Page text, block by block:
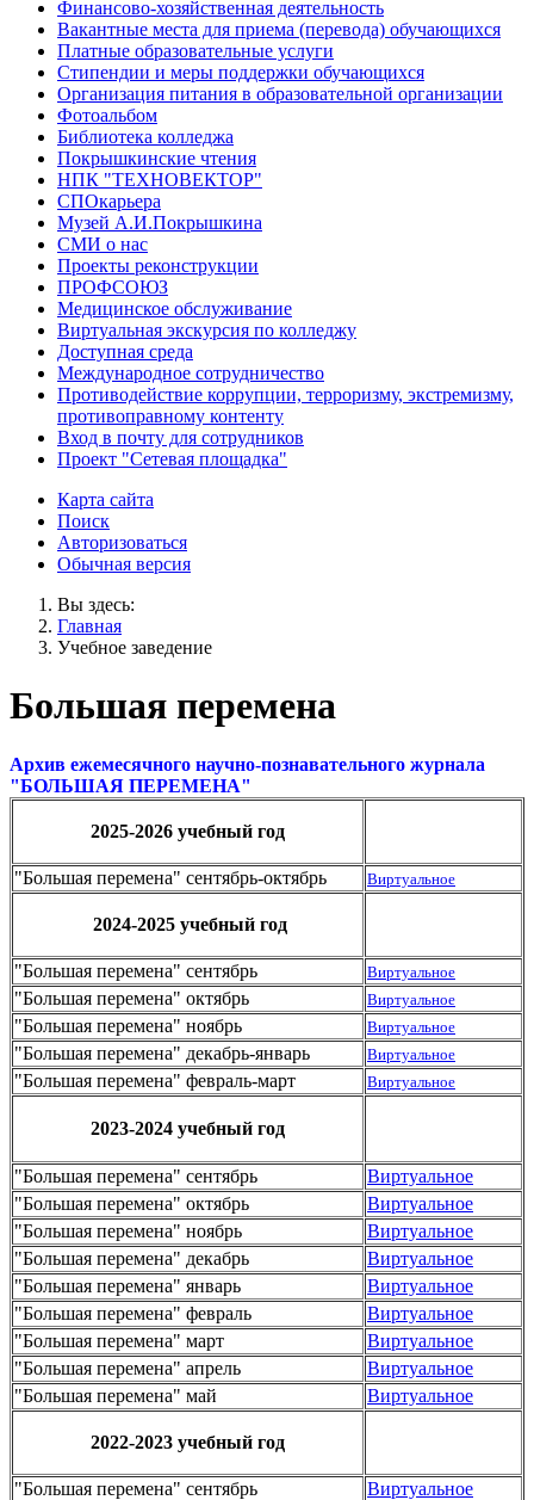
Финансово-хозяйственная деятельность
Вакантные места для приема (перевода) обучающихся
Платные образовательные услуги
Стипендии и меры поддержки обучающихся
Организация питания в образовательной организации
Фотоальбом
Библиотека колледжа
Покрышкинские чтения
НПК "ТЕХНОВЕКТОР"
СПОкарьера
Музей А.И.Покрышкина
СМИ о нас
Проекты реконструкции
ПРОФСОЮЗ
Медицинское обслуживание
Виртуальная экскурсия по колледжу
Доступная среда
Международное сотрудничество
Противодействие коррупции, терроризму, экстремизму,
противоправному контенту
Вход в почту для сотрудников
Проект "Сетевая площадка"
Карта сайта
Поиск
Авторизоваться
Обычная версия
Вы здесь:
Главная
Учебное заведение
Большая перемена
Архив ежемесячного научно-познавательного журнала
"БОЛЬШАЯ ПЕРЕМЕНА"
2025-2026 учебный год
"Большая перемена" сентябрь-октябрь Виртуальное
2024-2025 учебный год
"Большая перемена" сентябрь Виртуальное
"Большая перемена" октябрь Виртуальное
"Большая перемена" ноябрь Виртуальное
"Большая перемена" декабрь-январь Виртуальное
"Большая перемена" февраль-март Виртуальное
2023-2024 учебный год
"Большая перемена" сентябрь
Виртуальное
"Большая перемена" октябрь
Виртуальное
"Большая перемена" ноябрь
Виртуальное
"Большая перемена" декабрь
Виртуальное
"Большая перемена" январь
Виртуальное
"Большая перемена" февраль
Виртуальное
"Большая перемена" март
Виртуальное
"Большая перемена" апрель
Виртуальное
"Большая перемена" май
Виртуальное
2022-2023 учебный год
"Большая перемена" сентябрь
Виртуальное